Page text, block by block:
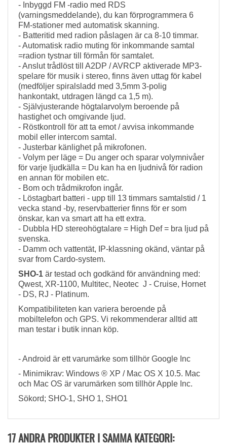
- Inbyggd FM -radio med RDS
(varningsmeddelande), du kan förprogrammera 6
FM-stationer med automatisk skanning.
- Batteritid med radion påslagen är ca 8-10 timmar.
- Automatisk radio muting för inkommande samtal
=radion tystnar till förmån för samtalet.
- Anslut trådlöst till A2DP / AVRCP aktiverade MP3-
spelare för musik i stereo, finns även uttag för kabel
(medföljer spiralsladd med 3,5mm 3-polig
hankontakt, utdragen längd ca 1,5 m).
- Självjusterande högtalarvolym beroende på
hastighet och omgivande ljud.
- Röstkontroll för att ta emot / avvisa inkommande
mobil eller intercom samtal.
- Justerbar känlighet på mikrofonen.
- Volym per läge = Du anger och sparar volymnivåer
för varje ljudkälla = Du kan ha en ljudnivå för radion
en annan för mobilen etc.
- Bom och trådmikrofon ingår.
- Löstagbart batteri - upp till 13 timmars samtalstid / 1
vecka stand -by, reservbatterier finns för er som
önskar, kan va smart att ha ett extra.
- Dubbla HD stereohögtalare = High Def = bra ljud på
svenska.
- Damm och vattentät, IP-klassning okänd, väntar på
svar from Cardo-system.
SHO-1 är testad och godkänd för användning med:
Qwest, XR-1100, Multitec, Neotec J - Cruise, Hornet
- DS, RJ - Platinum.
Kompatibiliteten kan variera beroende på
mobiltelefon och GPS. Vi rekommenderar alltid att
man testar i butik innan köp.
- Android är ett varumärke som tillhör Google Inc
- Minimikrav: Windows ® XP / Mac OS X 10.5. Mac
och Mac OS är varumärken som tillhör Apple Inc.
Sökord; SHO-1, SHO 1, SHO1
17 ANDRA PRODUKTER I SAMMA KATEGORI: